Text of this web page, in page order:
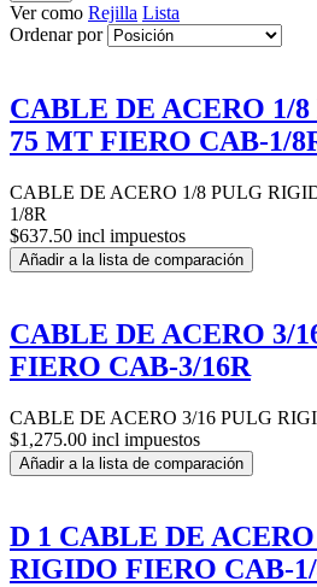
Ver como Rejilla Lista
Ordenar por
CABLE DE ACERO 1/
75 MT FIERO CAB-1/
CABLE DE ACERO 1/8 PULG
1/8R
$637.50 incl impuestos
Añadir a la lista de comparación
CABLE DE ACERO 3/
FIERO CAB-3/16R
CABLE DE ACERO 3/16 PULG
$1,275.00 incl impuestos
Añadir a la lista de comparación
D 1 CABLE DE
RIGIDO FIERO CAB-